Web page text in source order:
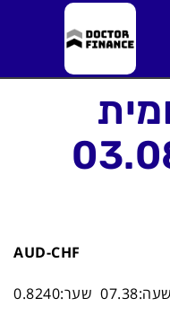
AUD-CHF
שעה:07.38 שער:0.8240